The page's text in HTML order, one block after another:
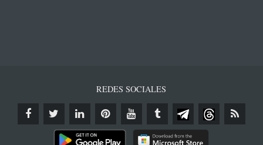
REDES SOCIALES